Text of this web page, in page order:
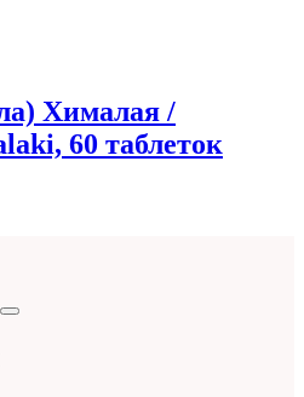
Хималая /
60 таблеток
Поиск